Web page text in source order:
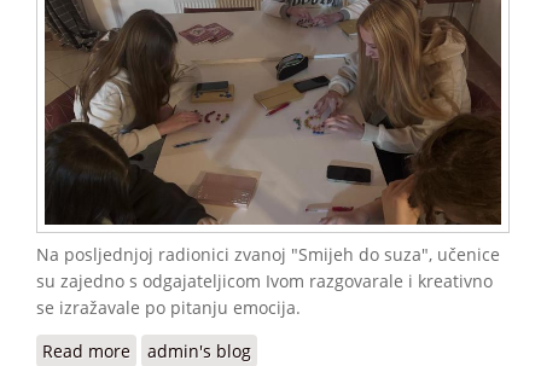
Na posljednjoj radionici zvanoj "Smijeh do suza", učenice
su zajedno s odgajateljicom Ivom razgovarale i kreativno
se izražavale po pitanju emocija.
Read more about Nastavljamo s radionicama Superwoman
admin's blog